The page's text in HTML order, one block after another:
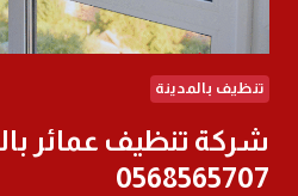
تنظيف بالمدينة
شركة تنظيف عمائر
0568565707